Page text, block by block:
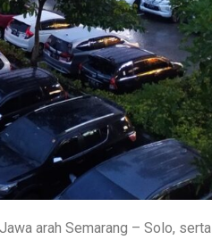
arah Semarang – Solo, serta